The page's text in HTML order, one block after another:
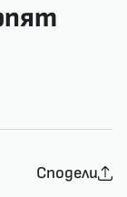
Сподели